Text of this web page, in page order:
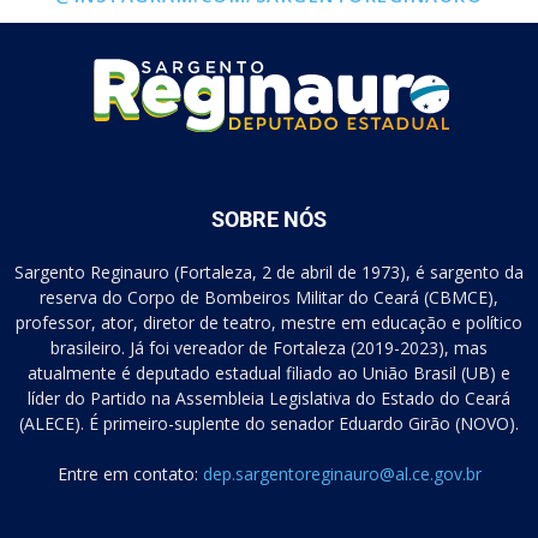
SOBRE NÓS
Sargento Reginauro (Fortaleza, 2 de abril de 1973), é sargento da
reserva do Corpo de Bombeiros Militar do Ceará (CBMCE),
professor, ator, diretor de teatro, mestre em educação e político
brasileiro. Já foi vereador de Fortaleza (2019-2023), mas
atualmente é deputado estadual filiado ao União Brasil (UB) e
líder do Partido na Assembleia Legislativa do Estado do Ceará
(ALECE). É primeiro-suplente do senador Eduardo Girão (NOVO).
Entre em contato: dep.sargentoreginauro@al.ce.gov.br